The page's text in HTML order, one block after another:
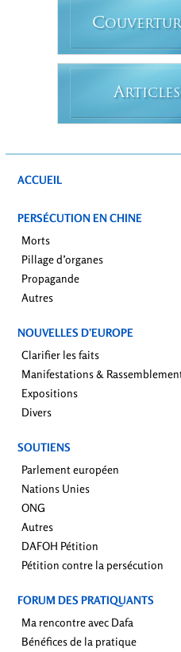
C
A
ACCUEIL
PERSÉCUTION EN CHINE
Morts
Pillage d’organes
Propagande
Autres
NOUVELLES D’EUROPE
Clarifier les faits
Manifestations &
Expositions
Divers
SOUTIENS
Parlement européen
Nations Unies
ONG
Autres
DAFOH Pétition
Pétition contre la persécution
FORUM DES PRATIQUANTS
Ma rencontre avec Dafa
Bénéfices de la pratique